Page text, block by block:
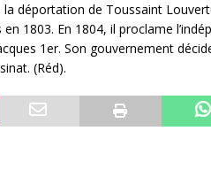
déportation de Toussaint
1803. En 1804, il proclame
1er. Son gouvernement
(Réd).